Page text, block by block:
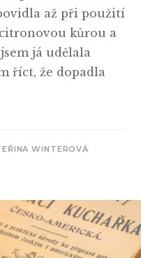
až při použití
kůrou a
já udělala
říct, že dopadla
WINTEROVÁ